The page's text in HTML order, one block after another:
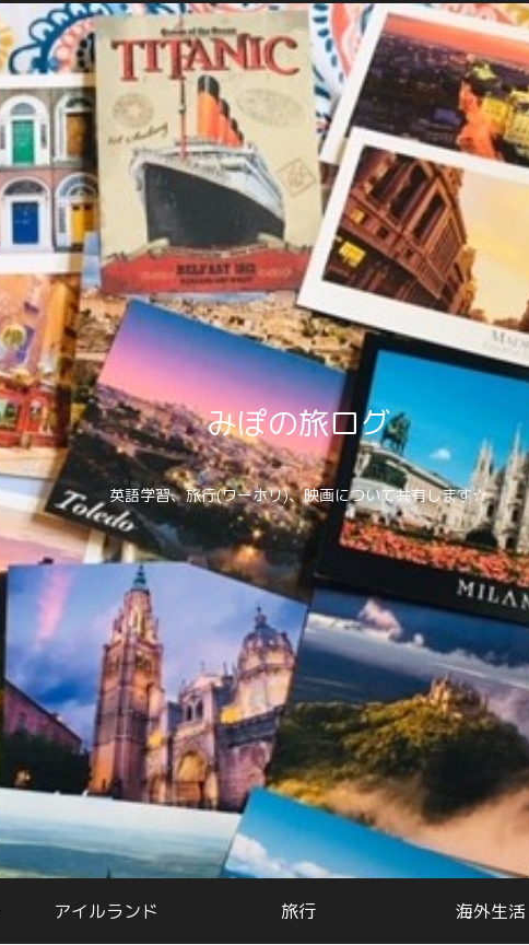
みぽの旅ログ
英語学習、旅行(ワーホリ)、映画について共有します☆
アイルランド 旅行 海外生活